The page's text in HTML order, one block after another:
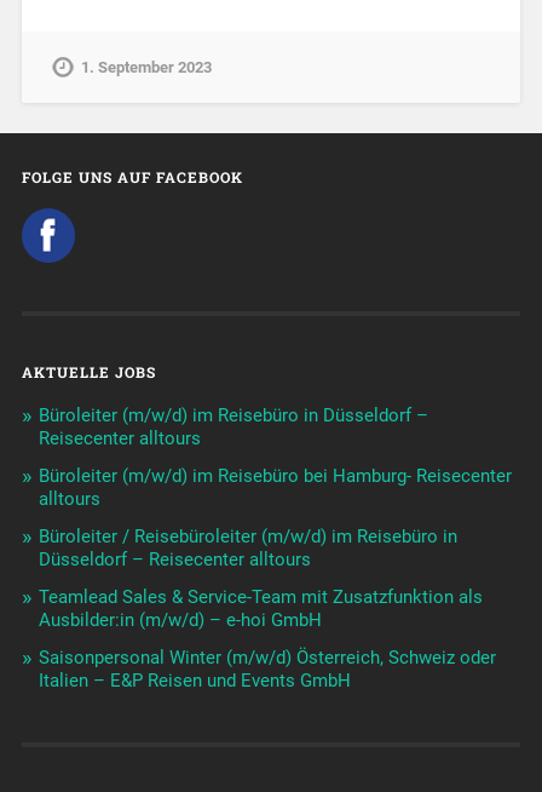
1. September 2023
FOLGE UNS AUF FACEBOOK
AKTUELLE JOBS
Büroleiter (m/w/d) im Reisebüro in Düsseldorf –
Reisecenter alltours
Büroleiter (m/w/d) im Reisebüro bei Hamburg- Reisecenter
alltours
Büroleiter / Reisebüroleiter (m/w/d) im Reisebüro in
Düsseldorf – Reisecenter alltours
Teamlead Sales & Service-Team mit Zusatzfunktion als
Ausbilder:in (m/w/d) – e-hoi GmbH
Saisonpersonal Winter (m/w/d) Österreich, Schweiz oder
Italien – E&P Reisen und Events GmbH